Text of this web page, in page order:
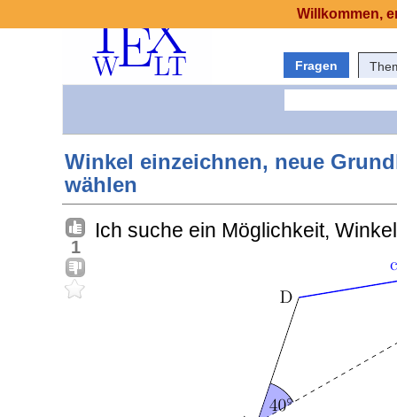
Fragen
Winkel einzeichnen, neue
wählen
1
Ich suche ein Möglichkeit,
Willkommen,